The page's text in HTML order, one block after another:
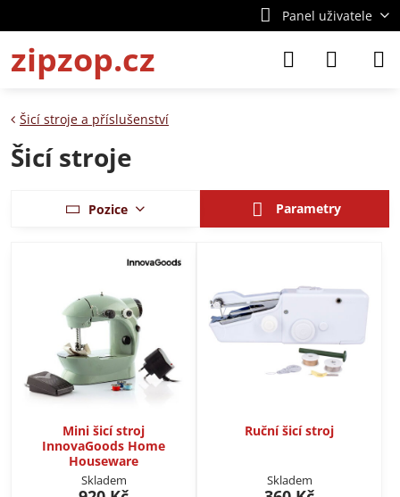
Panel uživatele
zipzop.cz
Šicí stroje a příslušenství
Šicí stroje
Pozice Parametry
Mini šicí stroj
InnovaGoods Home
Houseware
Skladem
Ruční šicí stroj
Skladem